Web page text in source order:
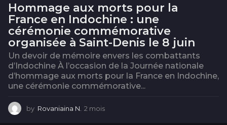
Hommage aux morts pour la
France en Indochine : une
cérémonie commémorative
organisée à Saint-Denis le 8 juin
Un devoir de mémoire envers les combattants
d’Indochine À l’occasion de la Journée nationale
d’hommage aux morts pour la France en Indochine,
une cérémonie commémorative...
by Rovaniaina N. 2 mois